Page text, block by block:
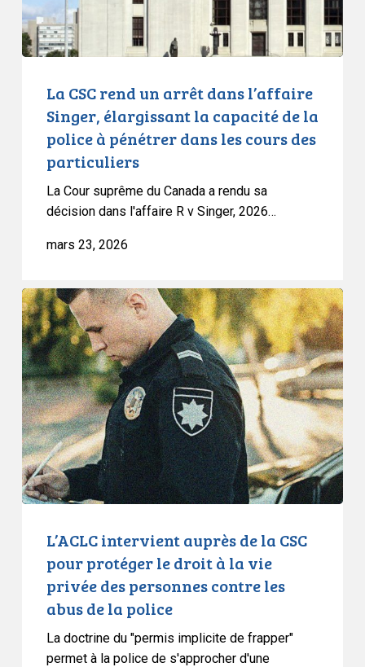
élargissant
la
police
pénétrer
dans
La CSC rend un arrêt dans l’affaire
Singer, élargissant la capacité de la
police à pénétrer dans les cours des
particuliers
La Cour suprême du Canada a rendu sa
décision dans l'affaire R v Singer, 2026…
mars 23, 2026
L’ACLC
intervient
auprès
de
la
CSC
pour
protéger
le
droit
privée
personnes
contre
L’ACLC intervient auprès de la CSC
pour protéger le droit à la vie
privée des personnes contre les
abus de la police
La doctrine du "permis implicite de frapper"
permet à la police de s'approcher d'une